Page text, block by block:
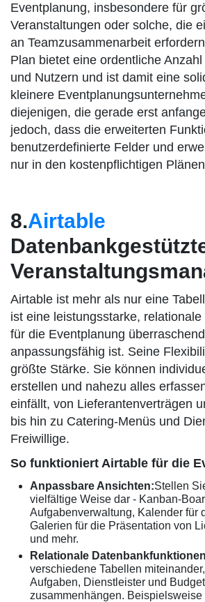
Eventplanung, insbesondere für
Veranstaltungen oder solche, die
an Teamzusammenarbeit
Plan bietet eine ordentliche
und Nutzern und ist damit eine
kleinere
diejenigen, die gerade erst
jedoch, dass die erweiterten
benutzerdefinierte Felder und
nur in den kostenpflichtigen
8.Airtable
Airtable ist mehr als nur eine
ist eine leistungsstarke,
für die Eventplanung überraschend
anpassungsfähig ist. Seine
größte Stärke. Sie können
erstellen und nahezu alles
einfällt, von Lieferantenverträgen
bis hin zu Catering-Menüs und
Freiwillige.
So funktioniert Airtable für die
Anpassbare Ansichten:Stellen
vielfältige Weise dar - Kanban-
Aufgabenverwaltung, Kalender für
Galerien für die Präsentation von
und mehr.
Relationale
verschiedene Tabellen
Aufgaben, Dienstleister und
zusammenhängen.